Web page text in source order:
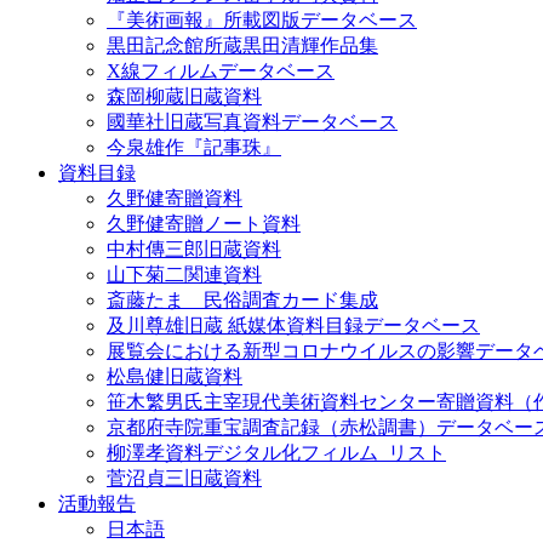
『美術画報』所載図版データベース
黒田記念館所蔵黒田清輝作品集
X線フィルムデータベース
森岡柳蔵旧蔵資料
國華社旧蔵写真資料データベース
今泉雄作『記事珠』
資料目録
久野健寄贈資料
久野健寄贈ノート資料
中村傳三郎旧蔵資料
山下菊二関連資料
斎藤たま 民俗調査カード集成
及川尊雄旧蔵 紙媒体資料目録データベース
展覧会における新型コロナウイルスの影響データ
松島健旧蔵資料
笹木繁男氏主宰現代美術資料センター寄贈資料（
京都府寺院重宝調査記録（赤松調書）データベー
柳澤孝資料デジタル化フィルム_リスト
菅沼貞三旧蔵資料
活動報告
日本語